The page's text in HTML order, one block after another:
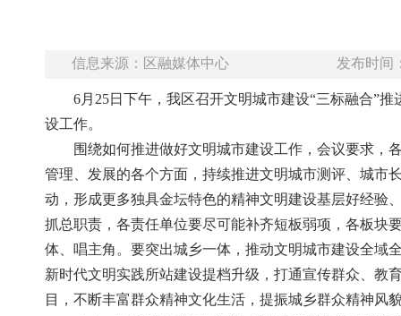
信息来源：区融媒体中心 发布时间
6月25日下午，我区召开文明城市建设“三标融合”
设工作。
围绕如何推进做好文明城市建设工作，会议要求，
管理、发展的各个方面，持续推进文明城市测评、城市
动，形成更多独具金坛特色的精神文明建设基层好经验
抓总职责，各责任单位要尽可能补齐短板弱项，各板块
体、唱主角。要突出城乡一体，推动文明城市建设全域
新时代文明实践所站建设提档升级，打通宣传群众、教
目，不断丰富群众精神文化生活，提振城乡群众精神风